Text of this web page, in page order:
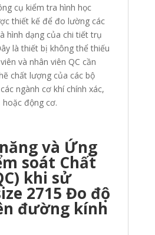
cụ kiểm tra hình học
thiết kế để đo lường các
hình dạng của chi tiết trụ
là thiết bị không thể thiếu
và nhân viên QC cần
chất lượng của các bộ
ngành cơ khí chính xác,
hoặc động cơ.
và Ứng
soát Chất
khi sử
2715 Đo độ
đường kính